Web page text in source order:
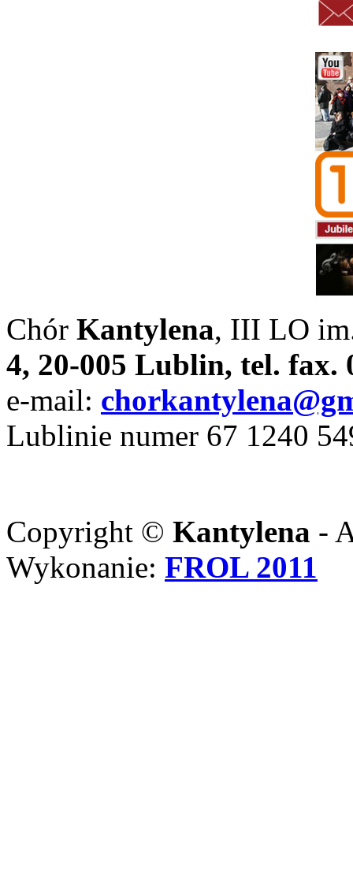
Chór Kantylena, III LO
4, 20-005 Lublin, tel. fax.
e-mail:
Lublinie numer 67 1240
Copyright © Kantylena -
Wykonanie: FROL 2011